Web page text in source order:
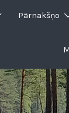
Pārnakšņo